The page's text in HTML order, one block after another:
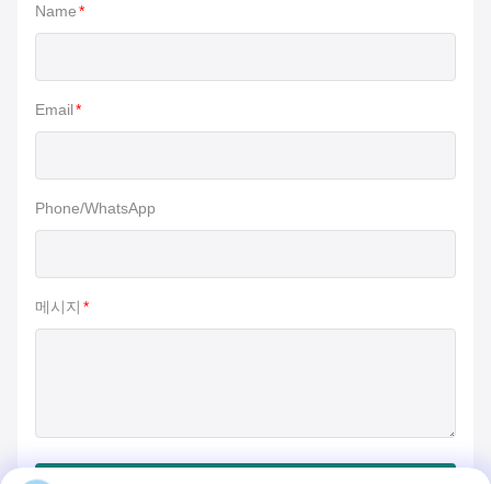
Name*
Email*
Phone/WhatsApp
메시지 *